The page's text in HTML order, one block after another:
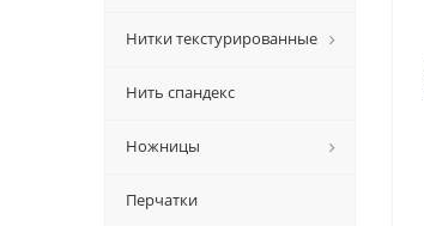
Нитки текстурированные
Нить спандекс
Ножницы
Перчатки